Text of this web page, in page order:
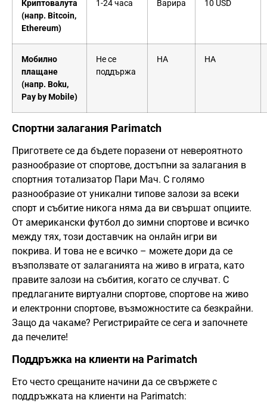
Криптовалута
(напр. Bitcoin,
Ethereum)
1-24 часа Варира 10 USD
Мобилно
плащане
(напр. Boku,
Pay by Mobile)
Не се
поддържа
НА НА
Спортни залагания Parimatch
Пригответе се да бъдете поразени от невероятното
разнообразие от спортове, достъпни за залагания в
спортния тотализатор Пари Мач. С голямо
разнообразие от уникални типове залози за всеки
спорт и събитие никога няма да ви свършат опциите.
От американски футбол до зимни спортове и всичко
между тях, този доставчик на онлайн игри ви
покрива. И това не е всичко – можете дори да се
възползвате от залаганията на живо в играта, като
правите залози на събития, когато се случват. С
предлаганите виртуални спортове, спортове на живо
и електронни спортове, възможностите са безкрайни.
Защо да чакаме? Регистрирайте се сега и започнете
да печелите!
Поддръжка на клиенти на Parimatch
Ето често срещаните начини да се свържете с
поддръжката на клиенти на Parimatch: